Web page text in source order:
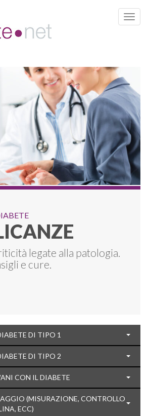
Toggle
legate alla patologia.
e cure.
DI TIPO 1
DI TIPO 2
CON IL DIABETE
(MISURAZIONE, CONTROLLO
ECC)